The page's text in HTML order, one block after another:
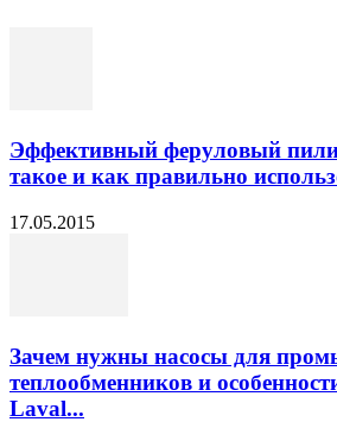
Эффективный феруловый
такое и как правильно
17.05.2015
Зачем нужны насосы для
теплообменников и
Laval...